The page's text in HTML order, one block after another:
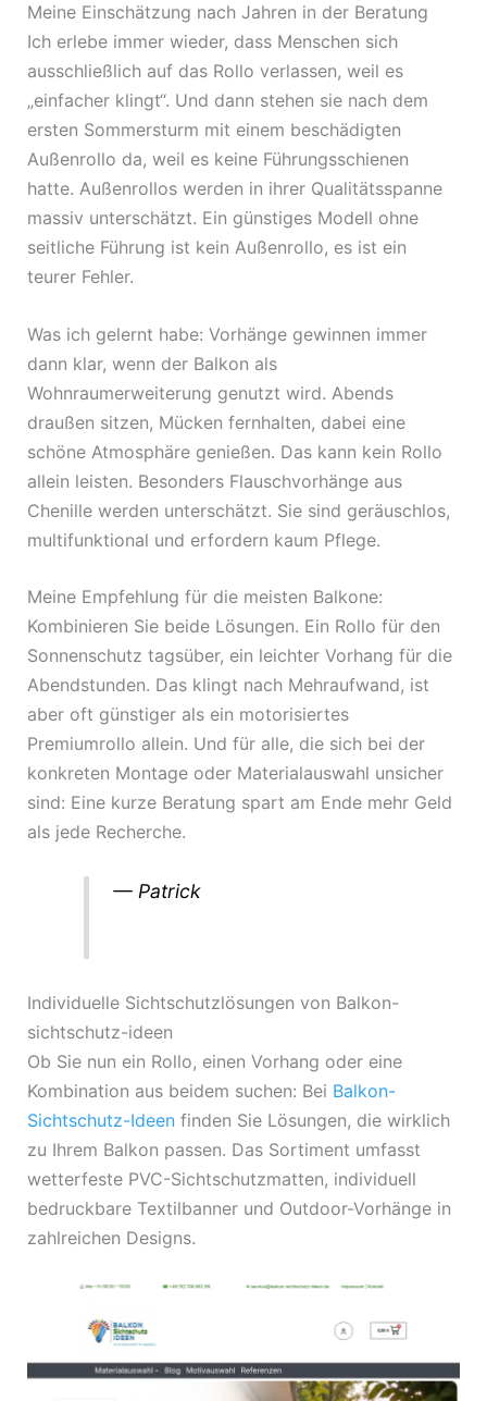
Meine Einschätzung nach Jahren in der Beratung
Ich erlebe immer wieder, dass Menschen sich
ausschließlich auf das Rollo verlassen, weil es
„einfacher klingt“. Und dann stehen sie nach dem
ersten Sommersturm mit einem beschädigten
Außenrollo da, weil es keine Führungsschienen
hatte. Außenrollos werden in ihrer Qualitätsspanne
massiv unterschätzt. Ein günstiges Modell ohne
seitliche Führung ist kein Außenrollo, es ist ein
teurer Fehler.
Was ich gelernt habe: Vorhänge gewinnen immer
dann klar, wenn der Balkon als
Wohnraumerweiterung genutzt wird. Abends
draußen sitzen, Mücken fernhalten, dabei eine
schöne Atmosphäre genießen. Das kann kein Rollo
allein leisten. Besonders Flauschvorhänge aus
Chenille werden unterschätzt. Sie sind geräuschlos,
multifunktional und erfordern kaum Pflege.
Meine Empfehlung für die meisten Balkone:
Kombinieren Sie beide Lösungen. Ein Rollo für den
Sonnenschutz tagsüber, ein leichter Vorhang für die
Abendstunden. Das klingt nach Mehraufwand, ist
aber oft günstiger als ein motorisiertes
Premiumrollo allein. Und für alle, die sich bei der
konkreten Montage oder Materialauswahl unsicher
sind: Eine kurze Beratung spart am Ende mehr Geld
als jede Recherche.
— Patrick
Individuelle Sichtschutzlösungen von Balkon-
sichtschutz-ideen
Ob Sie nun ein Rollo, einen Vorhang oder eine
Kombination aus beidem suchen: Bei Balkon-
Sichtschutz-Ideenfinden Sie Lösungen, die wirklich
zu Ihrem Balkon passen. Das Sortiment umfasst
wetterfeste PVC-Sichtschutzmatten, individuell
bedruckbare Textilbanner und Outdoor-Vorhänge in
zahlreichen Designs.